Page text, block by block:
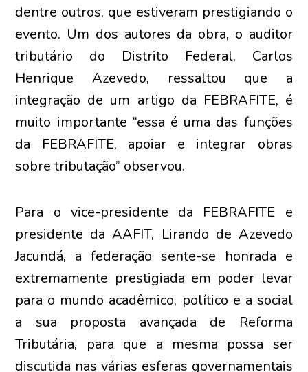
dentre outros, que estiveram prestigiando o
evento. Um dos autores da obra, o auditor
tributário do Distrito Federal, Carlos
Henrique Azevedo, ressaltou que a
integração de um artigo da FEBRAFITE, é
muito importante “essa é uma das funções
da FEBRAFITE, apoiar e integrar obras
sobre tributação” observou.
Para o vice-presidente da FEBRAFITE e
presidente da AAFIT, Lirando de Azevedo
Jacundá, a federação sente-se honrada e
extremamente prestigiada em poder levar
para o mundo acadêmico, político e a social
a sua proposta avançada de Reforma
Tributária, para que a mesma possa ser
discutida nas várias esferas governamentais